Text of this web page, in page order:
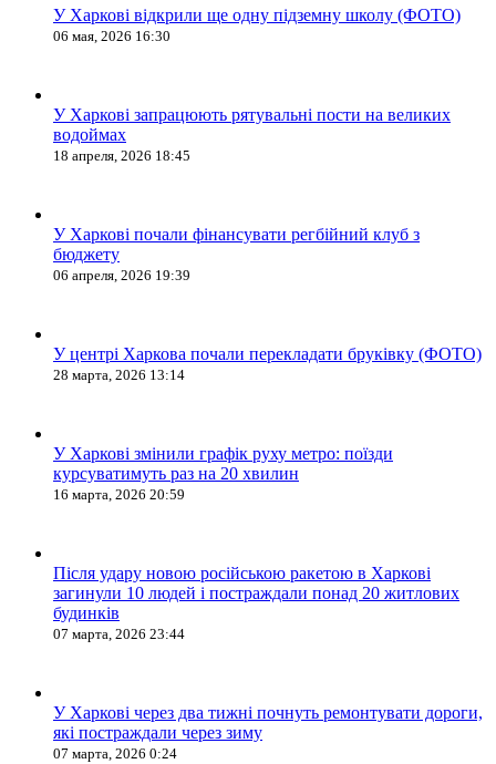
У Харкові відкрили ще одну підземну школу (ФОТО)
06 мая, 2026 16:30
У Харкові запрацюють рятувальні пости на великих
водоймах
18 апреля, 2026 18:45
У Харкові почали фінансувати регбійний клуб з
бюджету
06 апреля, 2026 19:39
У центрі Харкова почали перекладати бруківку (ФОТО)
28 марта, 2026 13:14
У Харкові змінили графік руху метро: поїзди
курсуватимуть раз на 20 хвилин
16 марта, 2026 20:59
Після удару новою російською ракетою в Харкові
загинули 10 людей і постраждали понад 20 житлових
будинків
07 марта, 2026 23:44
У Харкові через два тижні почнуть ремонтувати дороги,
які постраждали через зиму
07 марта, 2026 0:24